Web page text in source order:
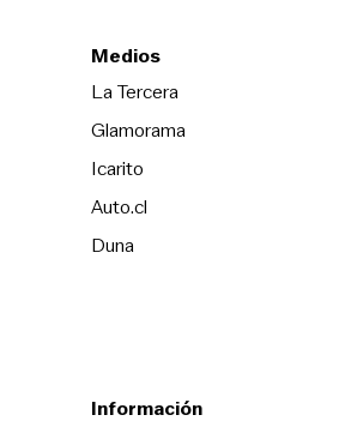
Medios
La TerceraOpens in new
Glamorama
Icarito
Auto.cl
DunaOpens in new window
Información